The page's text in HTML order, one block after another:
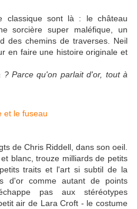
classique sont là : le château
sorcière super maléfique, un
des chemins de traverses. Neil
en faire une histoire originale et
Parce qu'on parlait d'or, tout à
de Chris Riddell, dans son oeil.
blanc, trouze milliards de petits
traits et l'art si subtil de la
d'or comme autant de points
pas aux stéréotypes
air de Lara Croft - le costume